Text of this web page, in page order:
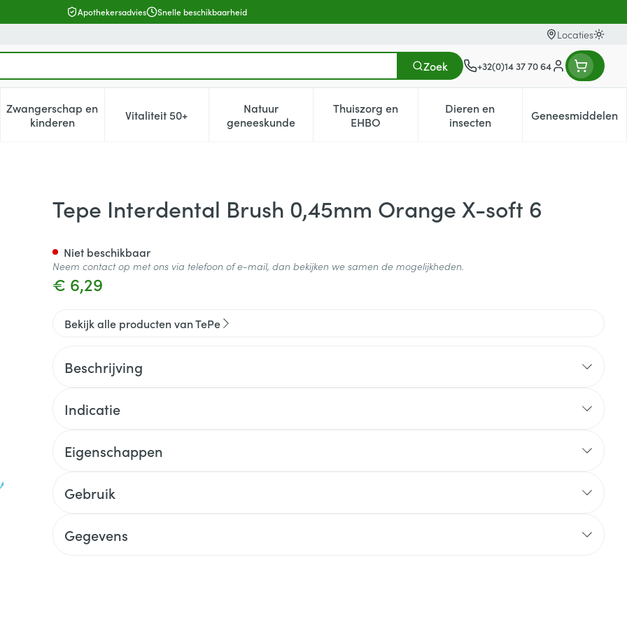
Apothekersadvies Snelle beschikbaarheid
Locaties
Zoek +32(0)14 37 70 64
Klant menu
verzorging en hygiëne categorie
voor Dieet, voeding en vitamines categorie
Zwangerschap en
kinderenToon submenu voor Zwangerschap en kinderen categorie
Vitaliteit 50+Toon submenu voor Vitaliteit 50+ categorie
Natuur
geneeskundeToon submenu voor Natuur geneeskunde categorie
Thuiszorg en
EHBOToon submenu voor Thuiszorg en EHBO categorie
Dieren en
insecten
Toon submenu voor Dieren en
Geneesmiddelen
Toon
Orange X-soft 6
Tepe Interdental Brush 0,45mm Orange X-soft 6
€ 6,29
Niet beschikbaar
Neem contact op met ons via telefoon of e-mail, dan bekijken we samen de mogelijkheden.
Bekijk alle producten van TePe
Beschrijving
Indicatie
Eigenschappen
Gebruik
Gegevens